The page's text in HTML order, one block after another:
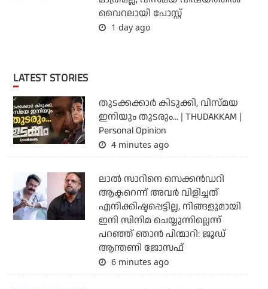
വൈറലായി പോസ്റ്റ്
1 day ago
LATEST STORIES
തുടക്കക്കാര്‍ കിടുക്കി, വിസ്മയ
ഇനിയും തുടരും... | THUDAKKAM |
Personal Opinion
4 minutes ago
ലാല്‍ സാറിനെ സെക്കന്‍ഡറി
ആക്ടറെന്ന് അവര്‍ വിളിച്ചത്
എനിക്കിഷ്ടപ്പെട്ടില്ല, നിങ്ങളുമായി
ഇനി സിനിമ ചെയ്യുന്നില്ലെന്ന്
പറഞ്ഞ് ഞാന്‍ പിന്മാറി: ജൂഡ്
ആന്തണി ജോസഫ്
6 minutes ago